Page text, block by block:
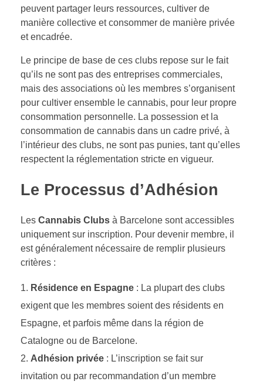
peuvent partager leurs ressources, cultiver de
manière collective et consommer de manière privée
et encadrée.
Le principe de base de ces clubs repose sur le fait
qu’ils ne sont pas des entreprises commerciales,
mais des associations où les membres s’organisent
pour cultiver ensemble le cannabis, pour leur propre
consommation personnelle. La possession et la
consommation de cannabis dans un cadre privé, à
l’intérieur des clubs, ne sont pas punies, tant qu’elles
respectent la réglementation stricte en vigueur.
Le Processus d’Adhésion
Les Cannabis Clubs à Barcelone sont accessibles
uniquement sur inscription. Pour devenir membre, il
est généralement nécessaire de remplir plusieurs
critères :
Résidence en Espagne : La plupart des clubs
exigent que les membres soient des résidents en
Espagne, et parfois même dans la région de
Catalogne ou de Barcelone.
Adhésion privée : L’inscription se fait sur
invitation ou par recommandation d’un membre